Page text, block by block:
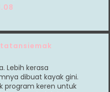
Lebih kerasa
dibuat kayak gini.
program keren untuk